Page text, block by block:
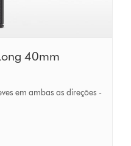
40mm
em ambas as direções -